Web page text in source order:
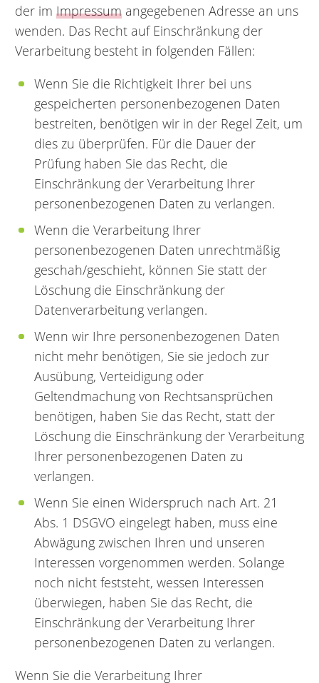
der im Impressum angegebenen Adresse an uns
wenden. Das Recht auf Einschränkung der
Verarbeitung besteht in folgenden Fällen:
Wenn Sie die Richtigkeit Ihrer bei uns
gespeicherten personenbezogenen Daten
bestreiten, benötigen wir in der Regel Zeit, um
dies zu überprüfen. Für die Dauer der
Prüfung haben Sie das Recht, die
Einschränkung der Verarbeitung Ihrer
personenbezogenen Daten zu verlangen.
Wenn die Verarbeitung Ihrer
personenbezogenen Daten unrechtmäßig
geschah/geschieht, können Sie statt der
Löschung die Einschränkung der
Datenverarbeitung verlangen.
Wenn wir Ihre personenbezogenen Daten
nicht mehr benötigen, Sie sie jedoch zur
Ausübung, Verteidigung oder
Geltendmachung von Rechtsansprüchen
benötigen, haben Sie das Recht, statt der
Löschung die Einschränkung der Verarbeitung
Ihrer personenbezogenen Daten zu
verlangen.
Wenn Sie einen Widerspruch nach Art. 21
Abs. 1 DSGVO eingelegt haben, muss eine
Abwägung zwischen Ihren und unseren
Interessen vorgenommen werden. Solange
noch nicht feststeht, wessen Interessen
überwiegen, haben Sie das Recht, die
Einschränkung der Verarbeitung Ihrer
personenbezogenen Daten zu verlangen.
Wenn Sie die Verarbeitung Ihrer